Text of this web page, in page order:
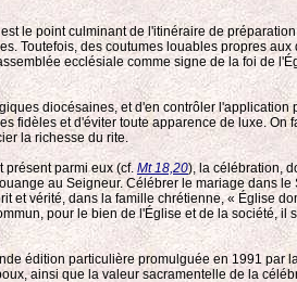
le point culminant de l'itinéraire de
Toutefois, des coutumes louables propres
ecclésiale comme signe de la foi de
diocésaines, et d'en contrôler
fidèles et d'éviter toute apparence de luxe.
la richesse du rite.
présent parmi eux (cf. Mt 18,20), la célébration,
au Seigneur. Célébrer le mariage dans
vérité, dans la famille chrétienne, « Église
pour le bien de l'Église et de la société,
édition particulière promulguée en 1991
ainsi que la valeur sacramentelle de la